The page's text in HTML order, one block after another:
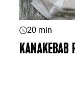
20 min
KANAKEBAB